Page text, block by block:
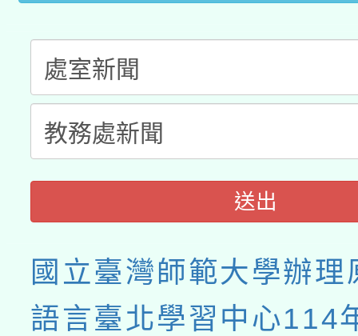
送出
國立臺灣師範大學辦理
語言臺北學習中心114